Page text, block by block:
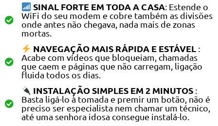
SINAL FORTE EM TODA A CASA: Estende o
WiFi do seu modem e cobre também as divisões
onde antes não chegava, nada mais de zonas
mortas.
NAVEGAÇÃO MAIS RÁPIDA E ESTÁVEL :
Acabe com vídeos que bloqueiam, chamadas
que caem e páginas que não carregam, ligação
fluida todos os dias.
INSTALAÇÃO SIMPLES EM 2 MINUTOS :
Basta ligá-lo à tomada e premir um botão, não é
preciso ser especialista nem chamar um técnico,
até uma senhora idosa consegue instalá-lo.